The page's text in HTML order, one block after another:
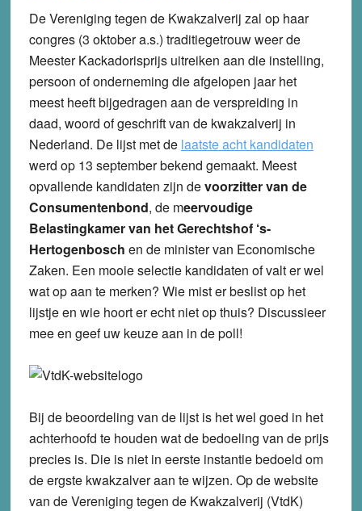
De Vereniging tegen de Kwakzalverij zal op haar
congres (3 oktober a.s.) traditiegetrouw weer de
Meester Kackadorisprijs uitreiken aan die instelling,
persoon of onderneming die afgelopen jaar het
meest heeft bijgedragen aan de verspreiding in
daad, woord of geschrift van de kwakzalverij in
Nederland. De lijst met de laatste acht kandidaten
werd op 13 september bekend gemaakt. Meest
opvallende kandidaten zijn devoorzitter van de
Consumentenbond, de meervoudige
Belastingkamer van het Gerechtshof ‘s-
Hertogenbosch en de minister van Economische
Zaken. Een mooie selectie kandidaten of valt er wel
wat op aan te merken? Wie mist er beslist op het
lijstje en wie hoort er echt niet op thuis? Discussieer
mee en geef uw keuze aan in de poll!
Bij de beoordeling van de lijst is het wel goed in het
achterhoofd te houden wat de bedoeling van de prijs
precies is. Die is niet in eerste instantie bedoeld om
de ergste kwakzalver aan te wijzen. Op de website
van de Vereniging tegen de Kwakzalverij (VtdK)